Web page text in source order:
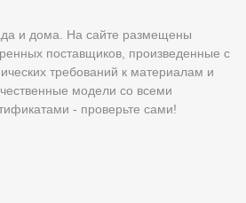
и дома. На сайте размещены
поставщиков, произведенные с
требований к материалам и
модели со всеми
- проверьте сами!